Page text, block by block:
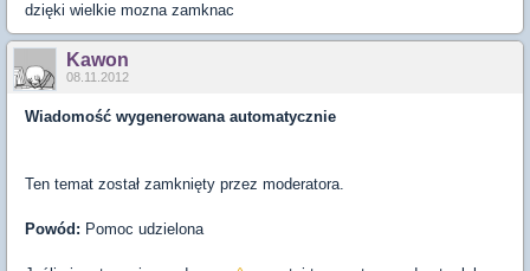
dzięki wielkie mozna zamknac
Kawon
08.11.2012
Wiadomość wygenerowana automatycznie
Ten temat został zamknięty przez moderatora.
Powód: Pomoc udzielona